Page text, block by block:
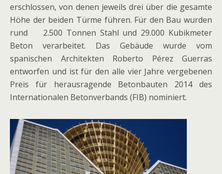
erschlossen, von denen jeweils drei über die gesamte
Höhe der beiden Türme führen. Für den Bau wurden
rund 2.500 Tonnen Stahl und 29.000 Kubikmeter
Beton verarbeitet. Das Gebäude wurde vom
spanischen Architekten Roberto Pérez Guerras
entworfen und ist für den alle vier Jahre vergebenen
Preis für herausragende Betonbauten 2014 des
Internationalen Betonverbands (FIB) nominiert.